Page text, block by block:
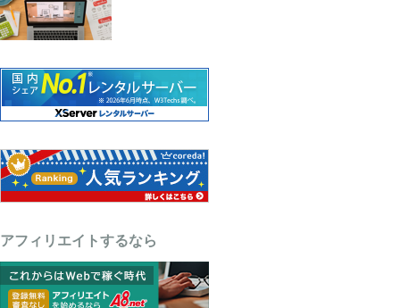
アフィリエイトするなら